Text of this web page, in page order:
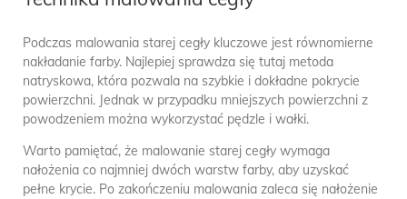
Podczas malowania starej cegły kluczowe jest równomierne
nakładanie farby. Najlepiej sprawdza się tutaj metoda
natryskowa, która pozwala na szybkie i dokładne pokrycie
powierzchni. Jednak w przypadku mniejszych powierzchni z
powodzeniem można wykorzystać pędzle i wałki.
Warto pamiętać, że malowanie starej cegły wymaga
nałożenia co najmniej dwóch warstw farby, aby uzyskać
pełne krycie. Po zakończeniu malowania zaleca się nałożenie